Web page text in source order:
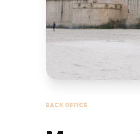
BACK OFFICE